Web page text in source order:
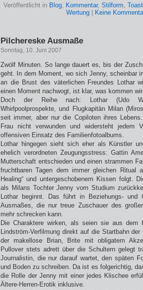
Veröffentlicht in Blog, Kommentar, Stilform,
Wertung| Keine
Pilchereske Ausmaße
Sonntag, 10. Juni 2007
Zwölf Minuten. So lange dauert es, bis der
geht. In dem Moment, wo sich Jenny, scheinbar
an die Brust des väterlichen Freundes Lothar
einen Moment nachwogt, ist klar, was kommen
Doch der Reihe nach: Lothar (Udo
Whirlpoolprospekte, und Flugkapitän Milan
seit immer, aber nur die Copiloten ihres
Frau nicht verwunden und widersteht jedem
offensiven Einsatz des Familienfotoalbums.
Lothar hingegen sieht sich eher als Künstler
ehelich verordneten Zeugungsstress: Gattin
Mutterschaft entschieden und einen strammen
fruchtbaren Tagen dem immer gleichen Ritual
Healing“ und untergeschobenem Kissen folgt.
als Milans Tochter Jenny vom Studium
Lothar beginnt. Das führt in Beziehungs- und
Ausmaßes, die nur treue Zuschauer des
mehr schrecken kann.
Die Charaktere wirken, als seien sie aus dem
Lindström-Verfilmung direkt auf die Startbahn
der makellose Brian, Brite mit obligatem
Pullover stets adrett über die Schultern gelegt
Journalistin, die nur darauf wartet, den späten
und Boden zu schreiben. Da ist es folgerichtig,
die Rolle der Jenny mit einer jedes Klischee
Ältere-Herren-Erotik inklusive.